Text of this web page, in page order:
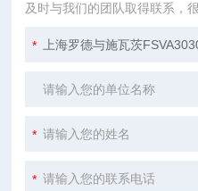
及时与我们的团队取得联系，